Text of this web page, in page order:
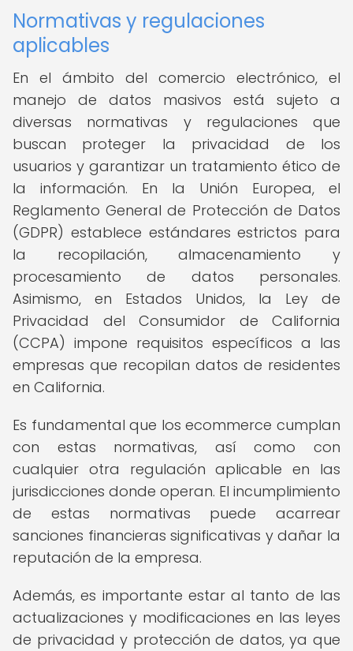
Normativas y regulaciones
aplicables
En el ámbito del comercio electrónico, el
manejo de datos masivos está sujeto a
diversas normativas y regulaciones que
buscan proteger la privacidad de los
usuarios y garantizar un tratamiento ético de
la información. En la Unión Europea, el
Reglamento General de Protección de Datos
(GDPR) establece estándares estrictos para
la recopilación, almacenamiento y
procesamiento de datos personales.
Asimismo, en Estados Unidos, la Ley de
Privacidad del Consumidor de California
(CCPA) impone requisitos específicos a las
empresas que recopilan datos de residentes
en California.
Es fundamental que los ecommerce cumplan
con estas normativas, así como con
cualquier otra regulación aplicable en las
jurisdicciones donde operan. El incumplimiento
de estas normativas puede acarrear
sanciones financieras significativas y dañar la
reputación de la empresa.
Además, es importante estar al tanto de las
actualizaciones y modificaciones en las leyes
de privacidad y protección de datos, ya que